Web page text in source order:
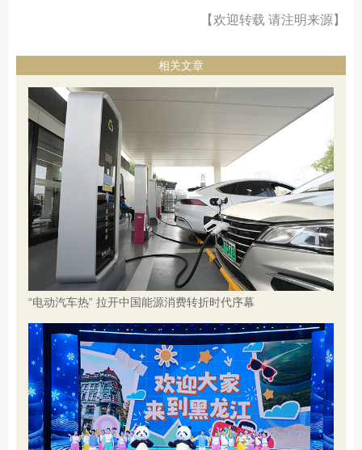
【欢迎转载 请注明来源】
相关文章
“电动汽车热” 拉开中国能源消费转折时代序幕